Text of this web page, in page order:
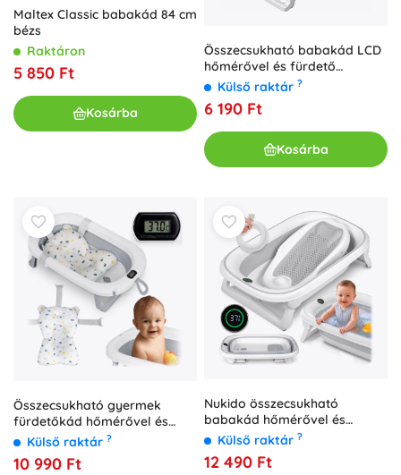
Maltex Classic babakád 84 cm
bézs
Raktáron
5 850 Ft
Kosárba
Összecsukható babakád LCD
hőmérővel és fürdető
alátéttel
Külső raktár ?
6 190 Ft
Kosárba
Összecsukható gyermek
fürdetőkád hőmérővel és
betéttel, Ricokids,
Külső raktár ?
10 990 Ft
Nukido összecsukható
babakád hőmérővel és
újszülött betéttel, fehér–
Külső raktár ?
12 490 Ft